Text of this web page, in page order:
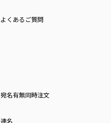
よくあるご質問
宛名有無同時注文
連名